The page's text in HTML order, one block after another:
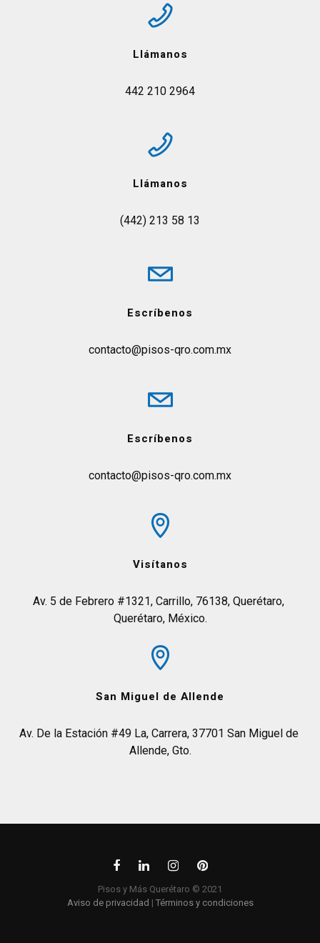
Llámanos
442 210 2964
Llámanos
(442) 213 58 13
Escríbenos
contacto@pisos-qro.com.mx
Escríbenos
contacto@pisos-qro.com.mx
Visítanos
Av. 5 de Febrero #1321, Carrillo, 76138, Querétaro,
Querétaro, México.
San Miguel de Allende
Av. De la Estación #49 La, Carrera, 37701 San Miguel de
Allende, Gto.
Pisos y Más Querétaro © 2021
Aviso de privacidad | Términos y condiciones